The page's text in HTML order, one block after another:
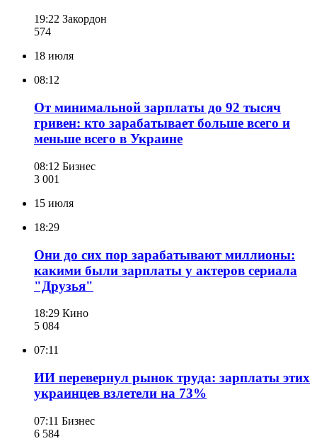
19:22 Закордон
574
18 июля
08:12
От минимальной зарплаты до 92 тысяч
гривен: кто зарабатывает больше всего и
меньше всего в Украине
08:12 Бизнес
3 001
15 июля
18:29
Они до сих пор зарабатывают миллионы:
какими были зарплаты у актеров сериала
"Друзья"
18:29 Кино
5 084
07:11
ИИ перевернул рынок труда: зарплаты этих
украинцев взлетели на 73%
07:11 Бизнес
6 584